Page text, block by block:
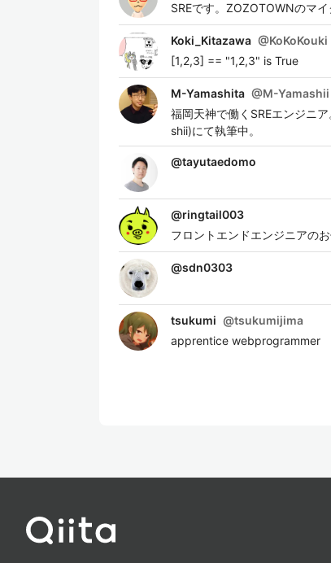
SREです。ZOZOTOWNのマ
Koki_Kitazawa @KoKoKouki
[1,2,3] == "1,2,3" is True
M-Yamashita @M-Yamashii
福岡天神で働くSREエンジニ
shii)にて執筆中。
@tayutaedomo
@ringtail003
フロントエンドエンジニアの
@sdn0303
tsukumi @tsukumijima
apprentice webprogrammer